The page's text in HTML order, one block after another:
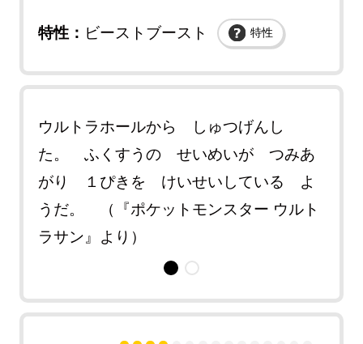
特性： ビーストブースト 特性
ウルトラホールから しゅつげんし
た。 ふくすうの せいめいが つみあ
がり １ぴきを けいせいしている よ
うだ。 （『ポケットモンスター ウルト
ラサン』より）